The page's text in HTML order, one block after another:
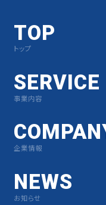
TOP
トップ
SERVICE
事業内容
企業情報
NEWS
お知らせ